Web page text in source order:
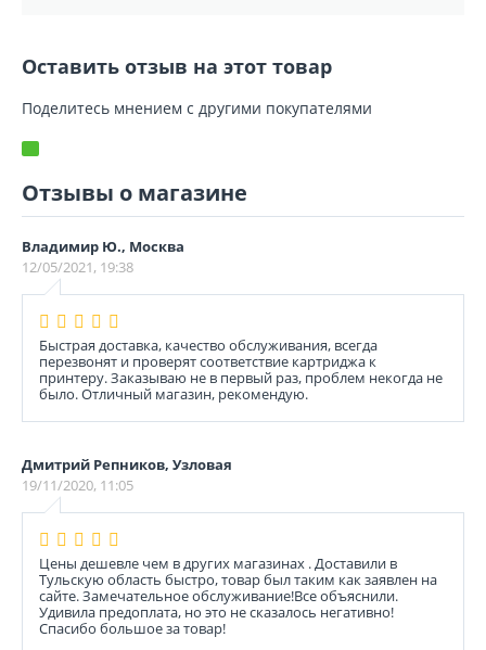
Оставить отзыв на этот товар
Поделитесь мнением с другими покупателями
Отзывы о магазине
Владимир Ю., Москва
12/05/2021, 19:38
Быстрая доставка, качество обслуживания, всегда
перезвонят и проверят соответствие картриджа к
принтеру. Заказываю не в первый раз, проблем некогда не
было. Отличный магазин, рекомендую.
Дмитрий Репников, Узловая
19/11/2020, 11:05
Цены дешевле чем в других магазинах . Доставили в
Тульскую область быстро, товар был таким как заявлен на
сайте. Замечательное обслуживание!Все объяснили.
Удивила предоплата, но это не сказалось негативно!
Спасибо большое за товар!